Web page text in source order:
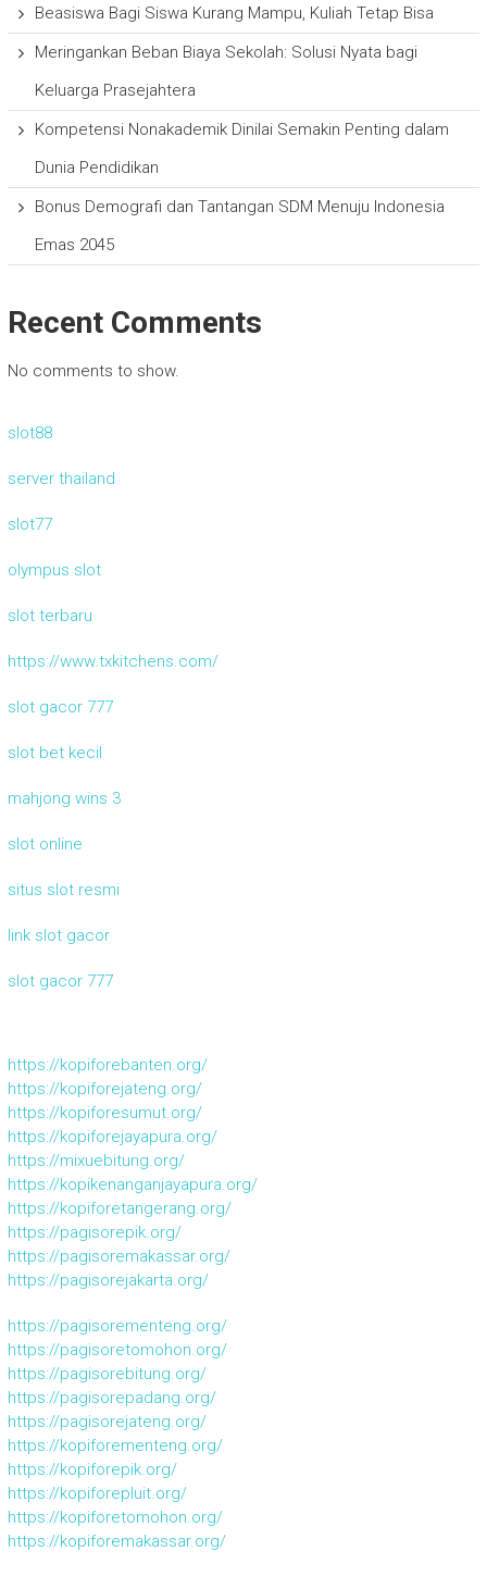
Beasiswa Bagi Siswa Kurang Mampu, Kuliah Tetap Bisa
Meringankan Beban Biaya Sekolah: Solusi Nyata bagi
Keluarga Prasejahtera
Kompetensi Nonakademik Dinilai Semakin Penting dalam
Dunia Pendidikan
Bonus Demografi dan Tantangan SDM Menuju Indonesia
Emas 2045
Recent Comments
No comments to show.
slot88
server thailand
slot77
olympus slot
slot terbaru
https://www.txkitchens.com/
slot gacor 777
slot bet kecil
mahjong wins 3
slot online
situs slot resmi
link slot gacor
slot gacor 777
https://kopiforebanten.org/
https://kopiforejateng.org/
https://kopiforesumut.org/
https://kopiforejayapura.org/
https://mixuebitung.org/
https://kopikenanganjayapura.org/
https://kopiforetangerang.org/
https://pagisorepik.org/
https://pagisoremakassar.org/
https://pagisorejakarta.org/
https://pagisorementeng.org/
https://pagisoretomohon.org/
https://pagisorebitung.org/
https://pagisorepadang.org/
https://pagisorejateng.org/
https://kopiforementeng.org/
https://kopiforepik.org/
https://kopiforepluit.org/
https://kopiforetomohon.org/
https://kopiforemakassar.org/